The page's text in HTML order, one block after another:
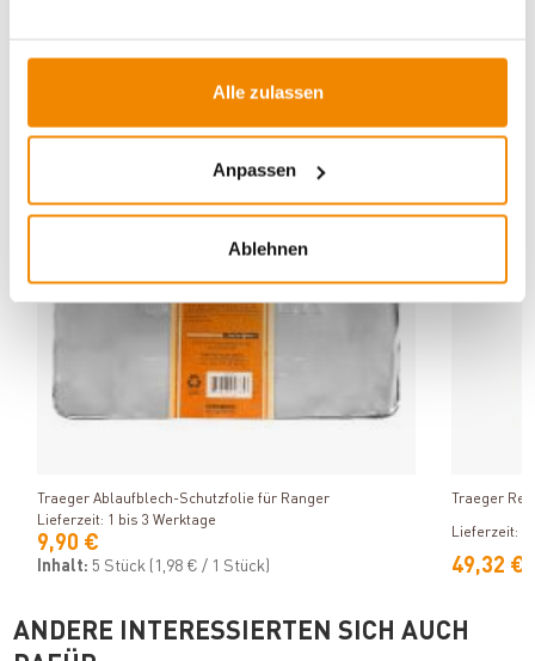
Alle zulassen
Anpassen
Ablehnen
ZUBEHÖR
Varianten
Traeger Ablaufblech-Schutzfolie für Ranger
Lieferzeit: 1 bis 3 Werktage
9,90 €
Inhalt: 5 Stück (1,98 € / 1 Stück)
Traeger
Lieferzeit: 1
49,32 €
ANDERE INTERESSIERTEN SICH AUCH